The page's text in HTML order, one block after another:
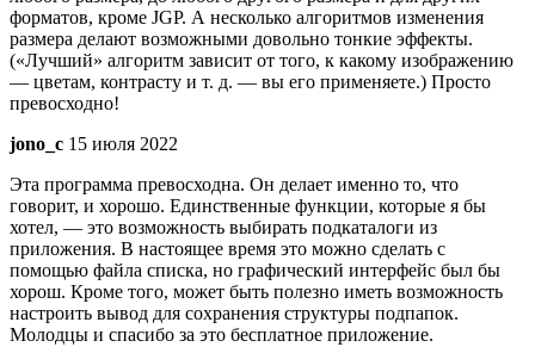
форматов, кроме JGP. А несколько алгоритмов изменения
размера делают возможными довольно тонкие эффекты.
(«Лучший» алгоритм зависит от того, к какому изображению
— цветам, контрасту и т. д. — вы его применяете.) Просто
превосходно!
jono_c 15 июля 2022
Эта программа превосходна. Он делает именно то, что
говорит, и хорошо. Единственные функции, которые я бы
хотел, — это возможность выбирать подкаталоги из
приложения. В настоящее время это можно сделать с
помощью файла списка, но графический интерфейс был бы
хорош. Кроме того, может быть полезно иметь возможность
настроить вывод для сохранения структуры подпапок.
Молодцы и спасибо за это бесплатное приложение.